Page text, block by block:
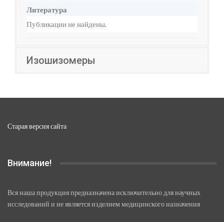
Литература
Публикации не найдены.
Изошизомеры
Старая версия сайта
Внимание!
Вся наша продукция предназначена исключительно для научных
исследований и не является изделием медицинского назначения